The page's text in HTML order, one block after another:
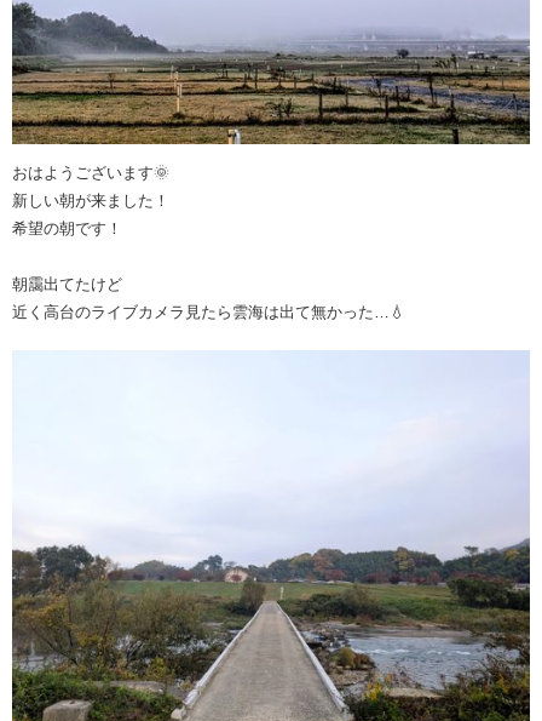
おはようございます🌞
新しい朝が来ました！
希望の朝です！
朝靄出てたけど
近く高台のライブカメラ見たら雲海は出て無かった…💧